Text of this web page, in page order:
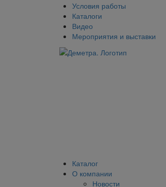
Условия работы
Каталоги
Видео
Мероприятия и выставки
Каталог
О компании
Новости